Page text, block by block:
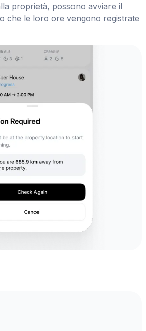
proprietà, possono avviare il
che le loro ore vengono registrate